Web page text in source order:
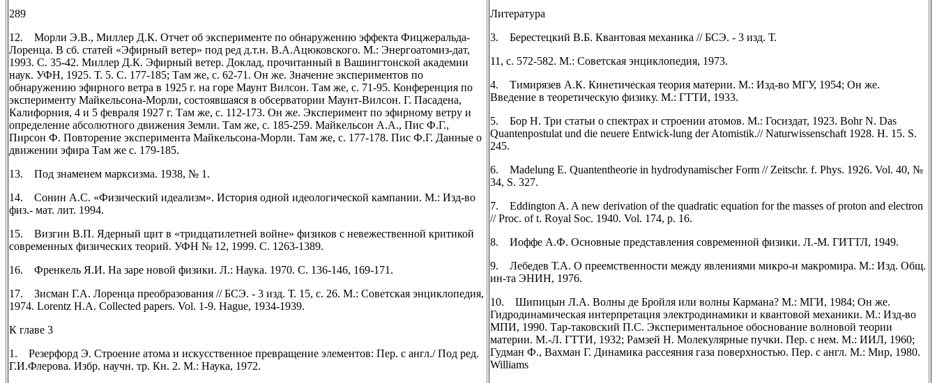
289
12. Морли Э.В., Миллер Д.К. Отчет об эксперименте по обнаружению эффекта Фицжеральда-
Лоренца. В сб. статей «Эфирный ветер» под ред д.т.н. В.А.Ацюковского. М.: Энергоатомиз-дат,
1993. С. 35-42. Миллер Д.К. Эфирный ветер. Доклад, прочитанный в Вашингтонской академии
наук. УФН, 1925. Т. 5. С. 177-185; Там же, с. 62-71. Он же. Значение экспериментов по
обнаружению эфирного ветра в 1925 г. на горе Маунт Вилсон. Там же, с. 71-95. Конференция по
эксперименту Майкельсона-Морли, состоявшаяся в обсерватории Маунт-Вилсон. Г. Пасадена,
Калифорния, 4 и 5 февраля 1927 г. Там же, с. 112-173. Он же. Эксперимент по эфирному ветру и
определение абсолютного движения Земли. Там же, с. 185-259. Майкельсон А.А., Пис Ф.Г.,
Пирсон Ф. Повторение эксперимента Майкельсона-Морли. Там же, с. 177-178. Пис Ф.Г. Данные о
движении эфира Там же с. 179-185.
13. Под знаменем марксизма. 1938, № 1.
14. Сонин А.С. «Физический идеализм». История одной идеологической кампании. М.: Изд-во
физ.- мат. лит. 1994.
15. Визгин В.П. Ядерный щит в «тридцатилетней войне» физиков с невежественной критикой
современных физических теорий. УФН № 12, 1999. С. 1263-1389.
16. Френкель Я.И. На заре новой физики. Л.: Наука. 1970. С. 136-146, 169-171.
17. Зисман Г.А. Лоренца преобразования // БСЭ. - 3 изд. Т. 15, с. 26. М.: Советская энциклопедия,
1974. Lorentz H.A. Collected papers. Vol. 1-9. Hague, 1934-1939.
К главе 3
1. Резерфорд Э. Строение атома и искусственное превращение элементов: Пер. с англ./ Под ред.
Г.И.Флерова. Избр. научн. тр. Кн. 2. М.: Наука, 1972.
Литература
3. Берестецкий В.Б. Квантовая механика // БСЭ. - 3 изд. Т.
11, с. 572-582. М.: Советская энциклопедия, 1973.
4. Тимирязев А.К. Кинетическая теория материи. М.: Изд-во МГУ, 1954; Он же.
Введение в теоретическую физику. М.: ГТТИ, 1933.
5. Бор Н. Три статьи о спектрах и строении атомов. М.: Госиздат, 1923. Bohr N. Das
Quantenpostulat und die neuere Entwick-lung der Atomistik.// Naturwissenschaft 1928. H. 15. S.
245.
6. Madelung E. Quantentheorie in hydrodynamischer Form // Zeitschr. f. Phys. 1926. Vol. 40, №
34, S. 327.
7. Eddington A. A new derivation of the quadratic equation for the masses of proton and electron
// Proc. of t. Royal Soc. 1940. Vol. 174, p. 16.
8. Иоффе А.Ф. Основные представления современной физики. Л.-М. ГИТТЛ, 1949.
9. Лебедев Т.А. О преемственности между явлениями микро-и макромира. М.: Изд. Общ.
ин-та ЭНИН, 1976.
10. Шипицын Л.А. Волны де Бройля или волны Кармана? М.: МГИ, 1984; Он же.
Гидродинамическая интерпретация электродинамики и квантовой механики. М.: Изд-во
МПИ, 1990. Тар-таковский П.С. Экспериментальное обоснование волновой теории
материи. М.-Л. ГТТИ, 1932; Рамзей Н. Молекулярные пучки. Пер. с нем. М.: ИИЛ, 1960;
Гудман Ф., Вахман Г. Динамика рассеяния газа поверхностью. Пер. с англ. М.: Мир, 1980.
Williams